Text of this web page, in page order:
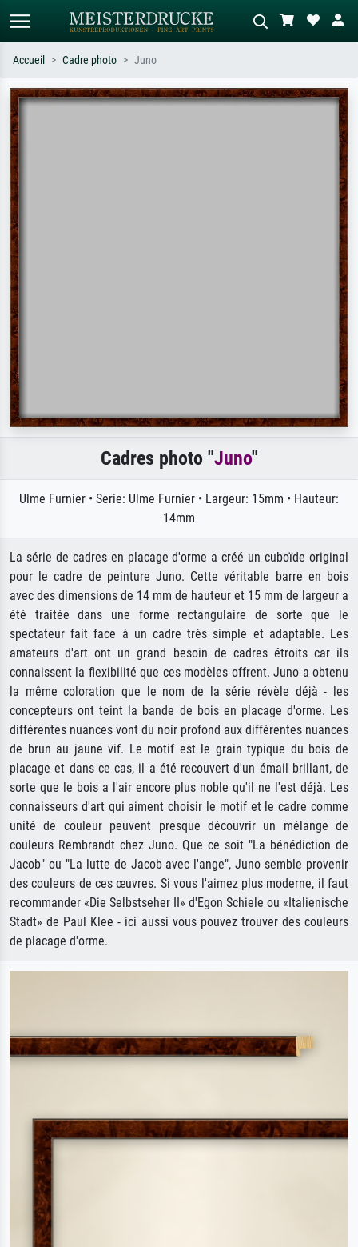
Recherche standard Recherche d'images IA
Recherchez par artiste, titre ou style –
Accueil Cadre photo Juno
Cadres photo "Juno"
Ulme Furnier • Serie: Ulme Furnier • Largeur: 15mm • Hauteur:
14mm
La série de cadres en placage d'orme a créé un cuboïde original
pour le cadre de peinture Juno. Cette véritable barre en bois
avec des dimensions de 14 mm de hauteur et 15 mm de largeur a
été traitée dans une forme rectangulaire de sorte que le
spectateur fait face à un cadre très simple et adaptable. Les
amateurs d'art ont un grand besoin de cadres étroits car ils
connaissent la flexibilité que ces modèles offrent. Juno a obtenu
la même coloration que le nom de la série révèle déjà - les
concepteurs ont teint la bande de bois en placage d'orme. Les
différentes nuances vont du noir profond aux différentes nuances
de brun au jaune vif. Le motif est le grain typique du bois de
placage et dans ce cas, il a été recouvert d'un émail brillant, de
sorte que le bois a l'air encore plus noble qu'il ne l'est déjà. Les
connaisseurs d'art qui aiment choisir le motif et le cadre comme
unité de couleur peuvent presque découvrir un mélange de
couleurs Rembrandt chez Juno. Que ce soit "La bénédiction de
Jacob" ou "La lutte de Jacob avec l'ange", Juno semble provenir
des couleurs de ces œuvres. Si vous l'aimez plus moderne, il faut
recommander «Die Selbstseher II» d'Egon Schiele ou «Italienische
Stadt» de Paul Klee - ici aussi vous pouvez trouver des couleurs
de placage d'orme.